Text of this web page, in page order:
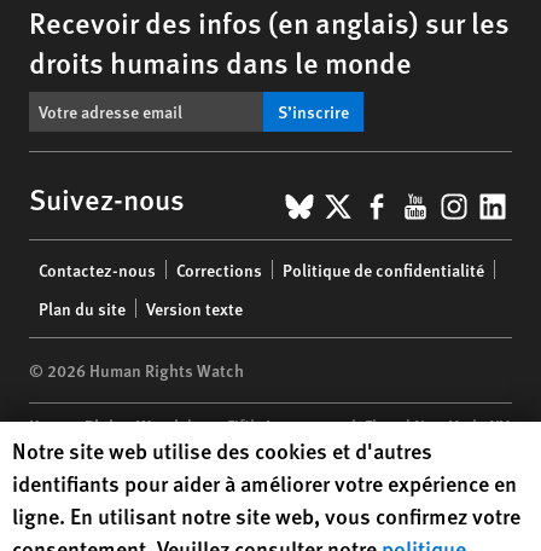
Recevoir des infos (en anglais) sur les
droits humains dans le monde
S’inscrire
Suivez-nous BlueSky
X Facebook
YouTube
menu
Contactez-nous Corrections
Politique de confidentialité
Plan du site
Version texte
© 2026 Human Rights Watch
Human Rights Watch| 350 Fifth Avenue, 34th Floor | New York,NY
10118-3299USA |t1.212.290.4700
Human Rights Watchis a 501(C)(3) nonprofit registered in the US
under EIN: 13-2875808
Human Rights Watch cookie preferences
Notre site web utilise des cookies et d'autres
identifiants pour aider à améliorer votre expérience en
ligne. En utilisant notre site web, vous confirmez votre